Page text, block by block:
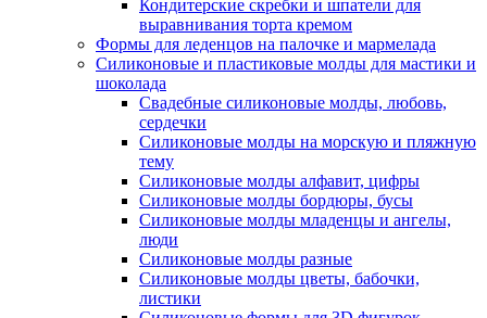
Кондитерские скребки и шпатели для
выравнивания торта кремом
Формы для леденцов на палочке и мармелада
Силиконовые и пластиковые молды для мастики и
шоколада
Свадебные силиконовые молды, любовь,
сердечки
Силиконовые молды на морскую и пляжную
тему
Силиконовые молды алфавит, цифры
Силиконовые молды бордюры, бусы
Силиконовые молды младенцы и ангелы,
люди
Силиконовые молды разные
Силиконовые молды цветы, бабочки,
листики